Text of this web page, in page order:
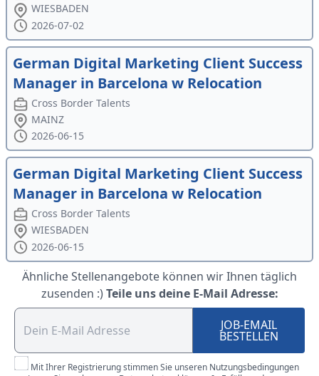
WIESBADEN
2026-07-02
German Digital Marketing Client Success
Manager in Barcelona w Relocation
Cross Border Talents
MAINZ
2026-06-15
German Digital Marketing Client Success
Manager in Barcelona w Relocation
Cross Border Talents
WIESBADEN
2026-06-15
Ähnliche Stellenangebote können wir Ihnen täglich
zusenden :) Teile uns deine E-Mail Adresse:
JOB-EMAIL
BESTELLEN
Mit Ihrer Registrierung stimmen Sie unseren Nutzungsbedingungen